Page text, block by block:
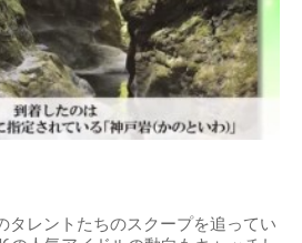
タレントたちのスクープを追ってい